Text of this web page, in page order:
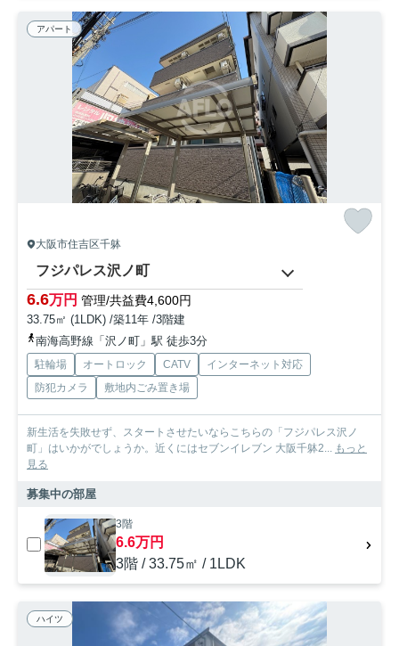
アパート
大阪市住吉区千躰
フジパレス沢ノ町
6.6万円 管理/共益費4,600円
33.75㎡ (1LDK) /築11年 /3階建
南海高野線「沢ノ町」駅 徒歩3分
駐輪場 オートロック CATV
インターネット対応
防犯カメラ
敷地内ごみ置き場
新生活を失敗せず、スタートさせたいならこちらの「フジパレス沢ノ
町」はいかがでしょうか。近くにはセブンイレブン 大阪千躰2... もっと
見る
募集中の部屋
3階
6.6万円
3階 / 33.75㎡ / 1LDK
ハイツ